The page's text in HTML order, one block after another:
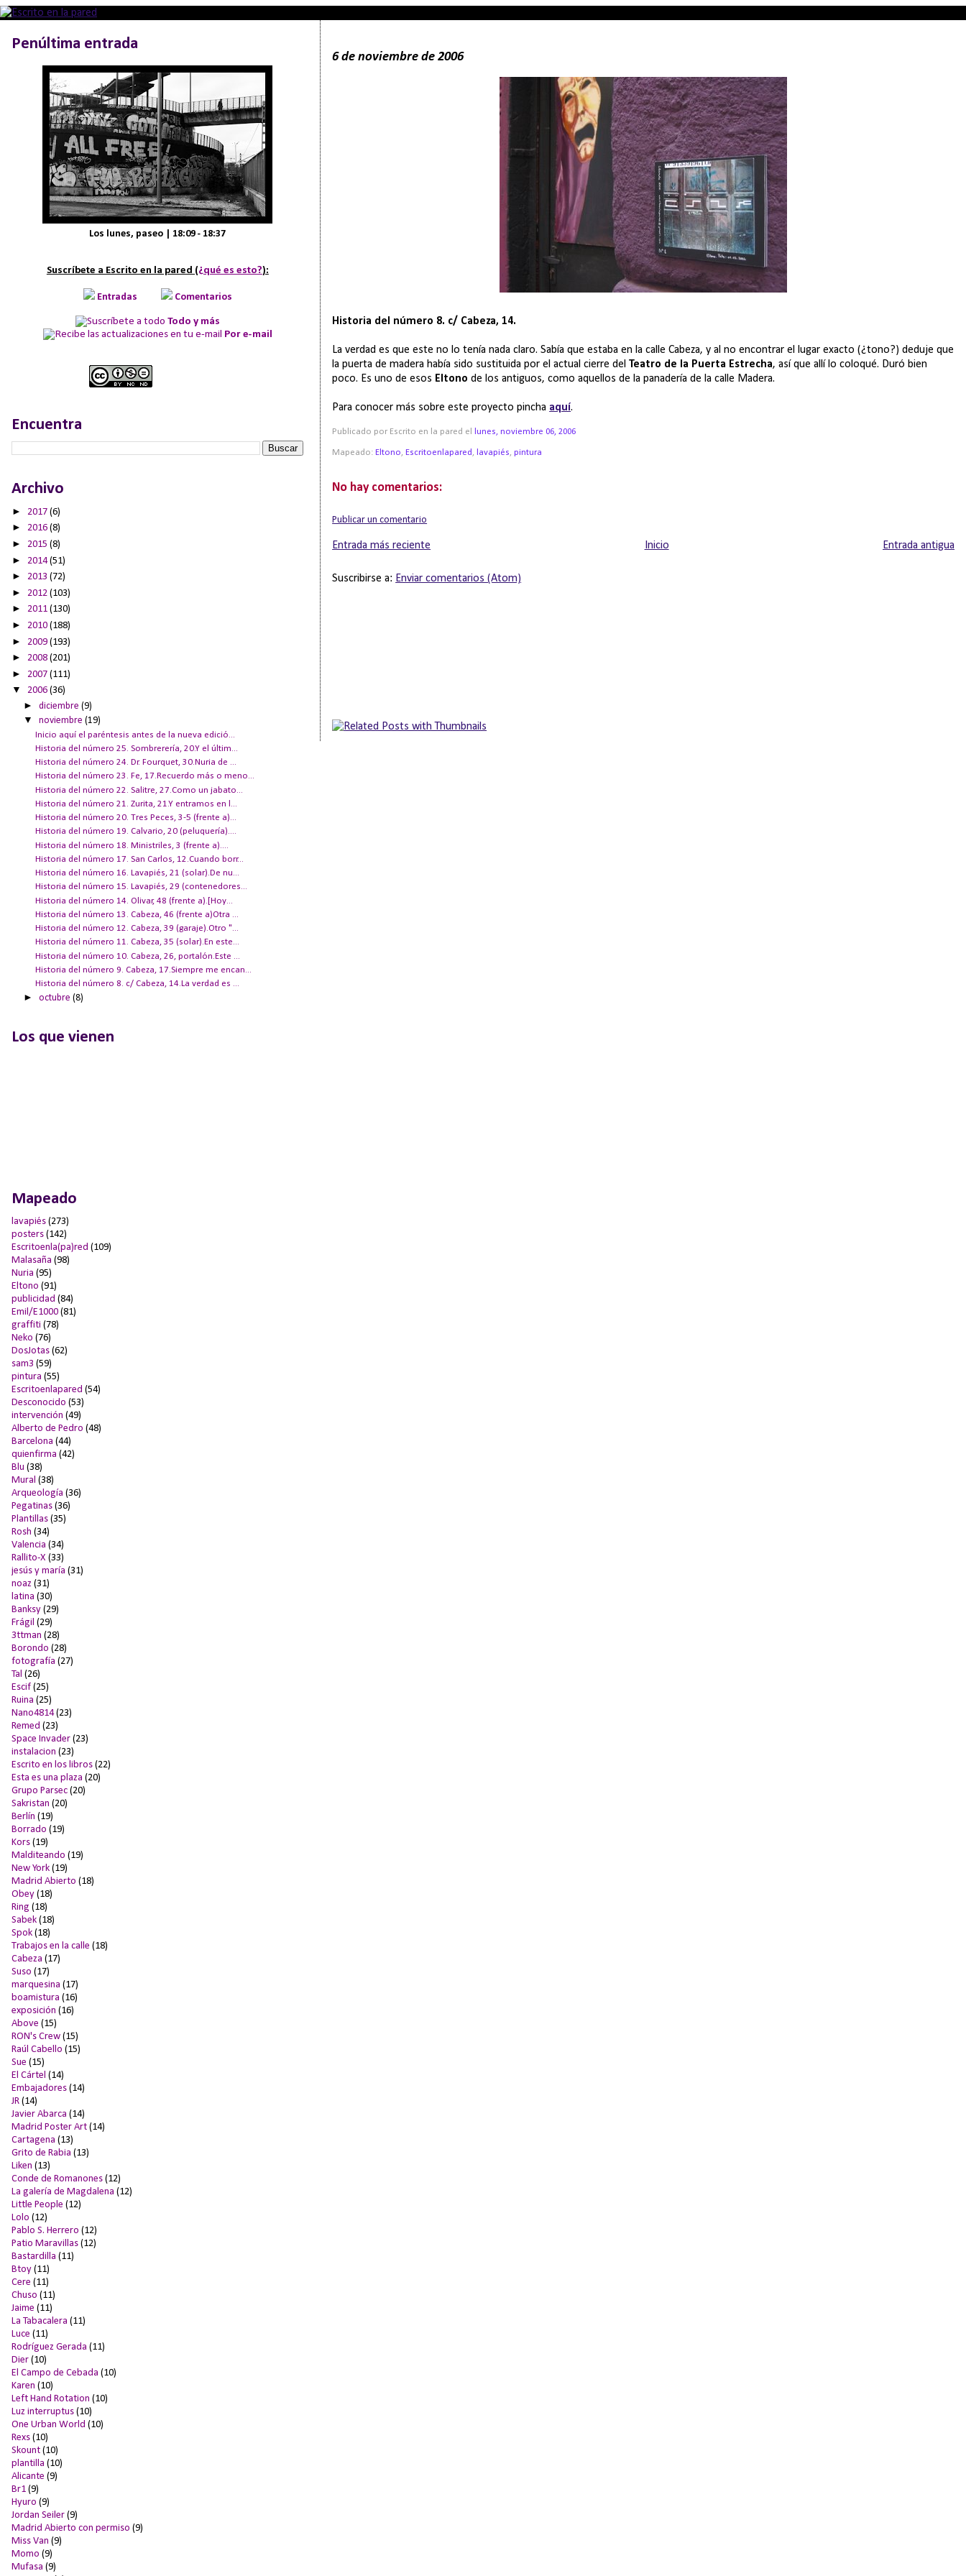
6 de noviembre de 2006
Historia del número 8. c/ Cabeza, 14.
La verdad es que este no lo tenía nada claro. Sabía que estaba en la calle Cabeza, y al no encontrar el lugar exacto (¿tono?) deduje que
la puerta de madera había sido sustituida por el actual cierre delTeatro de la Puerta Estrecha, así que allí lo coloqué. Duró bien
poco. Es uno de esos Eltono de los antiguos, como aquellos de la panadería de la calle Madera.
Para conocer más sobre este proyecto pincha aquí.
Publicado por Escrito en la pared el lunes, noviembre 06, 2006
Mapeado:Eltono,Escritoenlapared , lavapiés,pintura
No hay comentarios:
Publicar un comentario
Entrada más reciente Entrada antigua
Inicio
Suscribirse a: Enviar comentarios (Atom)
Penúltima entrada
Los lunes, paseo | 18:09 - 18:37
Suscríbete a Escrito en la pared (¿qué es esto?):
Entradas Comentarios
Todo y más
Por e-mail
Encuentra
Archivo
► 2017 (6)
► 2016 (8)
► 2015 (8)
► 2014(51)
► 2013 (72)
► 2012 (103)
► 2011 (130)
► 2010 (188)
► 2009 (193)
► 2008 (201)
► 2007 (111)
▼ 2006 (36)
►diciembre(9)
▼noviembre(19)
Inicio aquí el paréntesis antes de la nueva edició...
Historia del número 25. Sombrerería, 20.Y el últim...
Historia del número 24. Dr. Fourquet, 30.Nuria de ...
Historia del número 23. Fe, 17.Recuerdo más o meno...
Historia del número 22. Salitre, 27.Como un jabato...
Historia del número 21. Zurita, 21.Y entramos en l...
Historia del número 20. Tres Peces, 3-5 (frente a)...
Historia del número 19. Calvario, 20 (peluquería)....
Historia del número 18. Ministriles, 3 (frente a)....
Historia del número 17. San Carlos, 12.Cuando borr...
Historia del número 16. Lavapiés, 21 (solar).De nu...
Historia del número 15. Lavapiés, 29 (contenedores...
Historia del número 14. Olivar, 48 (frente a).[Hoy...
Historia del número 13. Cabeza, 46 (frente a)Otra ...
Historia del número 12. Cabeza, 39 (garaje).Otro "...
Historia del número 11. Cabeza, 35 (solar).En este...
Historia del número 10. Cabeza, 26, portalón.Este ...
Historia del número 9. Cabeza, 17.Siempre me encan...
Historia del número 8. c/ Cabeza, 14.La verdad es ...
►octubre(8)
Los que vienen
Mapeado
lavapiés (273)
posters (142)
Escritoenla(pa)red (109)
Malasaña (98)
Nuria (95)
Eltono (91)
publicidad (84)
Emil/E1000 (81)
graffiti (78)
Neko (76)
DosJotas (62)
sam3 (59)
pintura (55)
Escritoenlapared (54)
Desconocido (53)
intervención (49)
Alberto de Pedro (48)
Barcelona (44)
quienfirma (42)
Blu (38)
Mural (38)
Arqueología (36)
Pegatinas (36)
Plantillas (35)
Rosh (34)
Valencia (34)
Rallito-X (33)
jesús y maría (31)
noaz (31)
latina (30)
Banksy (29)
Frágil (29)
3ttman (28)
Borondo (28)
fotografía (27)
Tal (26)
Escif (25)
Ruina (25)
Nano4814 (23)
Remed (23)
Space Invader (23)
instalacion (23)
Escrito en los libros (22)
Esta es una plaza (20)
Grupo Parsec (20)
Sakristan (20)
Berlín (19)
Borrado (19)
Kors (19)
Malditeando (19)
New York (19)
Madrid Abierto (18)
Obey (18)
Ring (18)
Sabek (18)
Spok (18)
Trabajos en la calle (18)
Cabeza (17)
Suso (17)
marquesina (17)
boamistura (16)
exposición (16)
Above (15)
RON's Crew (15)
Raúl Cabello (15)
Sue (15)
El Cártel (14)
Embajadores (14)
JR (14)
Javier Abarca (14)
Madrid Poster Art (14)
Cartagena (13)
Grito de Rabia (13)
Liken (13)
Conde de Romanones (12)
La galería de Magdalena (12)
Little People (12)
Lolo (12)
Pablo S. Herrero (12)
Patio Maravillas (12)
Bastardilla (11)
Btoy (11)
Cere (11)
Chuso (11)
Jaime (11)
La Tabacalera (11)
Luce (11)
Rodríguez Gerada (11)
Dier (10)
El Campo de Cebada (10)
Karen (10)
Left Hand Rotation (10)
Luz interruptus (10)
One Urban World (10)
Rexs (10)
Skount (10)
plantilla (10)
Alicante (9)
Br1 (9)
Hyuro (9)
Jordan Seiler (9)
Madrid Abierto con permiso (9)
Miss Van (9)
Momo (9)
Mufasa (9)